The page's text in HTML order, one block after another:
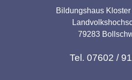
Bildungshaus
79283
Tel. 07602 /